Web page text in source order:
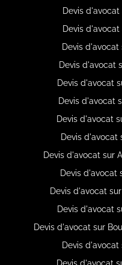
Devis
Devis
Devis
Devis d'avocat
Devis d'avocat
Devis d'avocat
Devis d'avocat
Devis d'avocat
Devis d'avocat sur
Devis d'avocat
Devis d'avocat
Devis d'avocat
Devis d'avocat sur
Devis